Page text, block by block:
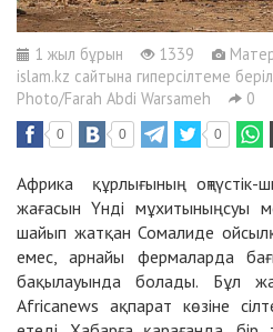
1 жыл бұрын 1339
islam.kz сайтына гиперсілтеме
Photo/Farah Abdi Warsameh
0
0 0 0
Африка құрлығының
жағасын Үнді мұхитының суы
шайып жатқан Сомалиде
емес, арнайы фермаларда
бақылауында болады. Бұл
Africanews ақпарат көзіне